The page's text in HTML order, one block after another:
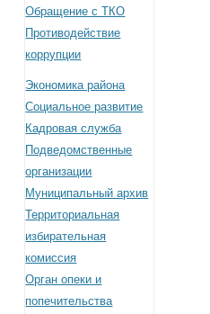
Обращение с ТКО
Противодействие
коррупции
Экономика района
Социальное развитие
Кадровая служба
Подведомственные
организации
Муниципальный архив
Территориальная
избирательная
комиссия
Орган опеки и
попечительства